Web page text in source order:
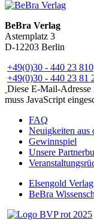
BeBra Verlag
Asternplatz 3
D-12203 Berlin
+49(0)30 - 440 23 810
+49(0)30 - 440 23 81
Diese E-Mail-Adresse
muss JavaScript
FAQ
Neuigkeiten aus
Gewinnspiel
Unsere
Elsengold Verlag
BeBra